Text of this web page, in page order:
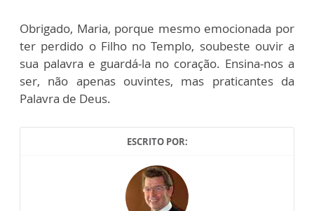
Obrigado, Maria, porque mesmo emocionada por
ter perdido o Filho no Templo, soubeste ouvir a
sua palavra e guardá-la no coração. Ensina-nos a
ser, não apenas ouvintes, mas praticantes da
Palavra de Deus.
ESCRITO POR: